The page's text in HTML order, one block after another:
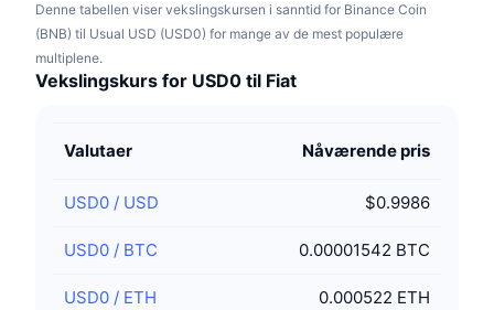
Denne tabellen viser vekslingskursen i sanntid for Binance Coin
(BNB) til Usual USD (USD0) for mange av de mest populære
multiplene.
Vekslingskurs for USD0 til Fiat
Valutaer Nåværende pris
USD0 / USD $0.9986
USD0 / BTC 0.00001542 BTC
USD0 / ETH 0.000522 ETH